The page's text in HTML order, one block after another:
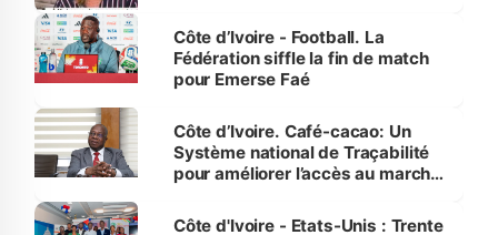
Côte d’Ivoire - Football. La
Fédération siffle la fin de match
pour Emerse Faé
Côte d’Ivoire. Café-cacao: Un
Système national de Traçabilité
pour améliorer l’accès au marché
Côte d'Ivoire - Etats-Unis : Trente